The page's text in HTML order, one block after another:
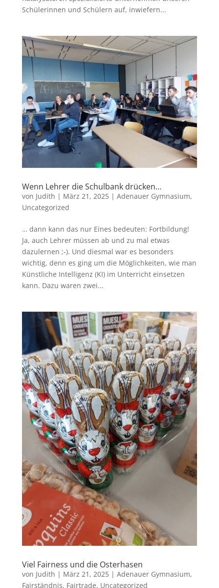
Schülerinnen und Schülern auf, inwiefern...
Wenn Lehrer die Schulbank drücken…
von Judith | März 21, 2025| Adenauer Gymnasium,
Uncategorized
… dann kann das nur Eines bedeuten: Fortbildung!
Ja, auch Lehrer müssen ab und zu mal etwas
dazulernen ;-). Und diesmal war es besonders
wichtig, denn es ging um die Möglichkeiten, wie man
Künstliche Intelligenz (KI) im Unterricht einsetzen
kann. Dazu waren zwei...
Viel Fairness und die Osterhasen
von Judith | März 21, 2025| Adenauer Gymnasium,
Fairständnis, Fairtrade, Uncategorized